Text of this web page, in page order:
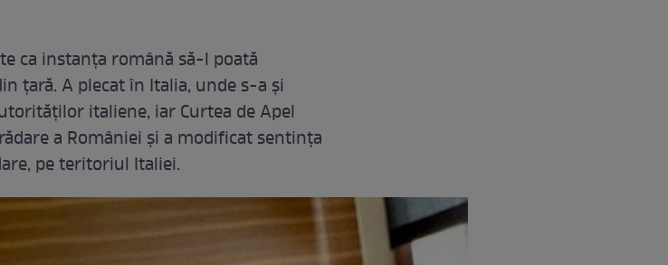
ca instanța română să-l poată
țară. A plecat în Italia, unde s-a și
italiene, iar Curtea de Apel
a României și a modificat sentința
pe teritoriul Italiei.